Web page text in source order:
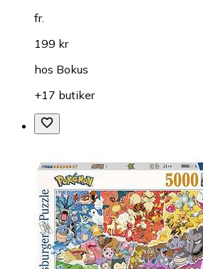
fr.
199 kr
hos Bokus
+17 butiker